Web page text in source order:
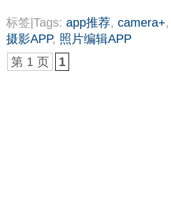
标签|Tags: app推荐, camera+,
摄影APP, 照片编辑APP
第 1 页
1